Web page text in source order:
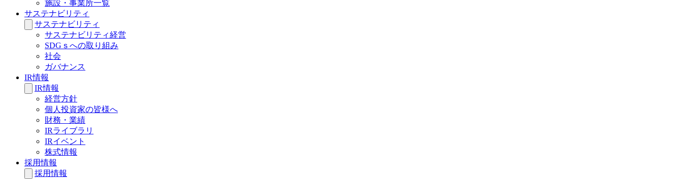
施設・事業所一覧
サステナビリティ
サステナビリティ
サステナビリティ経営
SDGｓへの取り組み
社会
ガバナンス
IR情報
IR情報
経営方針
個人投資家の皆様へ
財務・業績
IRライブラリ
IRイベント
株式情報
採用情報
採用情報